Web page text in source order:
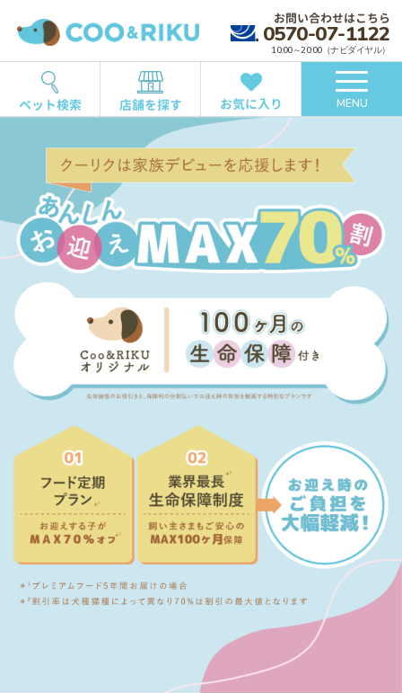
お問い合わせはこちら
0570-07-1122
10:00～20:00（ナビダイヤル）
ペット検索 店舗を探す お気に入り MENU